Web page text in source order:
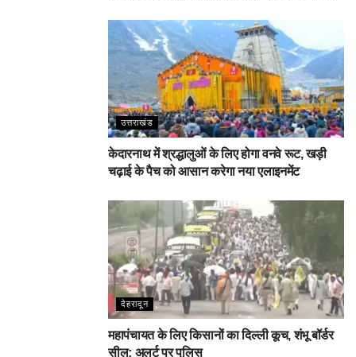
उत्तराखंड
केदारनाथ में श्रद्धालुओं के लिए होगा वनवे रूट, खड़ी
चढ़ाई के पैच को आसान करेगा नया एलाइनमेंट
देहरादून
महापंचायत के लिए किसानों का दिल्ली कूच, शंभू बॉर्डर
सील; अलर्ट पर पुलिस